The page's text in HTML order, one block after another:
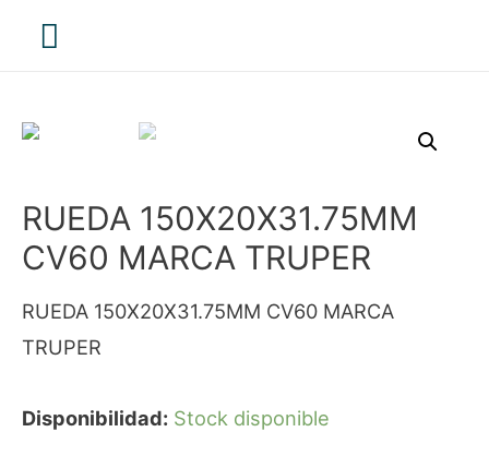
Menú
RUEDA 150X20X31.75MM
CV60 MARCA TRUPER
RUEDA 150X20X31.75MM CV60 MARCA
TRUPER
Disponibilidad: Stock disponible